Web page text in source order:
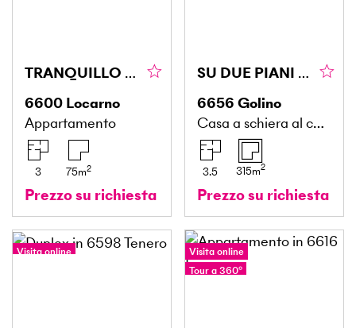
TRANQUILLO CON PISCINA E SPLENDIDA VISTA LAGO
6600 Locarno
Appartamento
3 75m2
Prezzo su richiesta
SU DUE PIANI CON CORTILE ANCHE SECONDARIA
6656 Golino
Casa a schiera al centro
3.5 315m2
Prezzo su richiesta
Visita online
Visita online
Tour a 360°